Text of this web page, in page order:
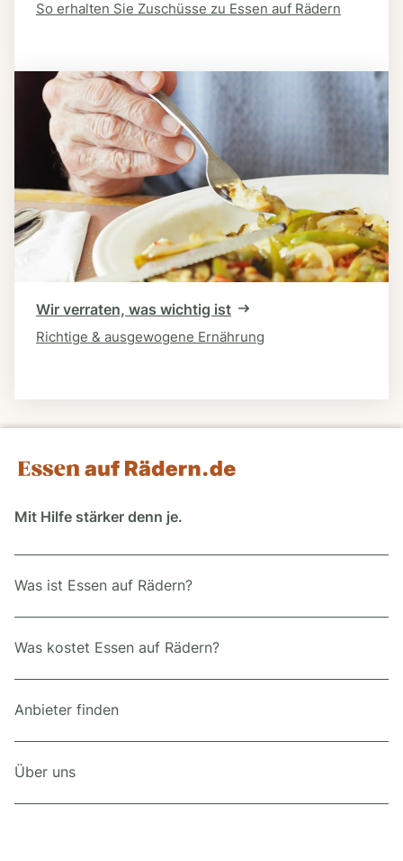
So erhalten Sie Zuschüsse zu Essen auf Rädern
Wir verraten, was wichtig ist
Richtige & ausgewogene Ernährung
Mit Hilfe stärker denn je.
Was ist Essen auf Rädern?
Was kostet Essen auf Rädern?
Anbieter finden
Über uns